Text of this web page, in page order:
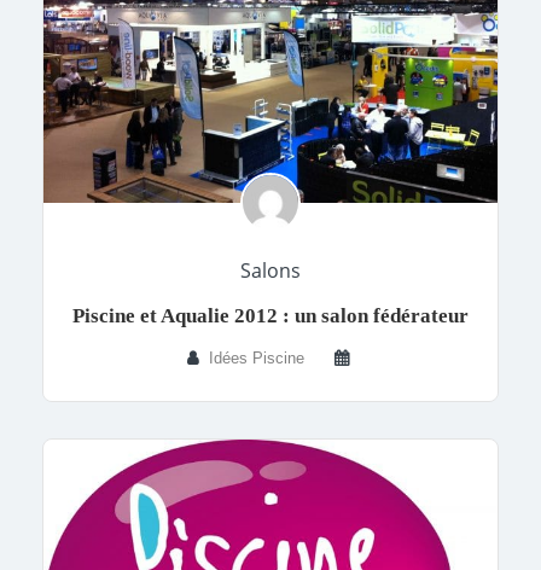
Salons
Piscine et Aqualie 2012 : un salon fédérateur
Idées Piscine